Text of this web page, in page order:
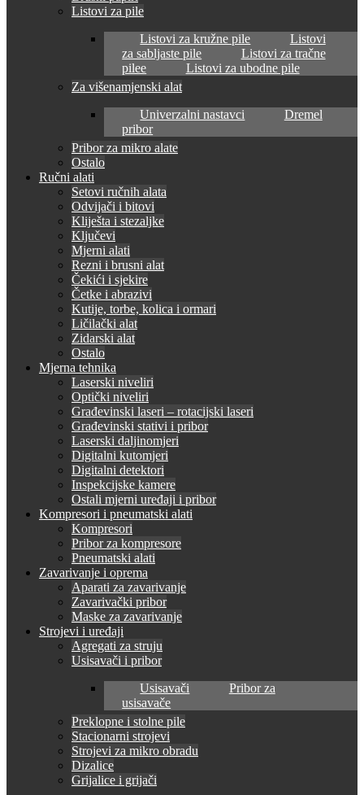
Listovi za pile
Listovi za kružne pile
Listovi
za sabljaste pile
Listovi za tračne
pilee
Listovi za ubodne pile
Za višenamjenski alat
Univerzalni nastavci
Dremel
pribor
Pribor za mikro alate
Ostalo
Ručni alati
Setovi ručnih alata
Odvijači i bitovi
Kliješta i stezaljke
Ključevi
Mjerni alati
Rezni i brusni alat
Čekići i sjekire
Četke i abrazivi
Kutije, torbe, kolica i ormari
Ličilački alat
Zidarski alat
Ostalo
Mjerna tehnika
Laserski niveliri
Optički niveliri
Građevinski laseri – rotacijski laseri
Građevinski stativi i pribor
Laserski daljinomjeri
Digitalni kutomjeri
Digitalni detektori
Inspekcijske kamere
Ostali mjerni uređaji i pribor
Kompresori i pneumatski alati
Kompresori
Pribor za kompresore
Pneumatski alati
Zavarivanje i oprema
Aparati za zavarivanje
Zavarivački pribor
Maske za zavarivanje
Strojevi i uređaji
Agregati za struju
Usisavači i pribor
Usisavači
Pribor za
usisavače
Preklopne i stolne pile
Stacionarni strojevi
Strojevi za mikro obradu
Dizalice
Grijalice i grijači